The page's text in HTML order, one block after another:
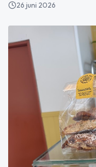
26 juni 2026